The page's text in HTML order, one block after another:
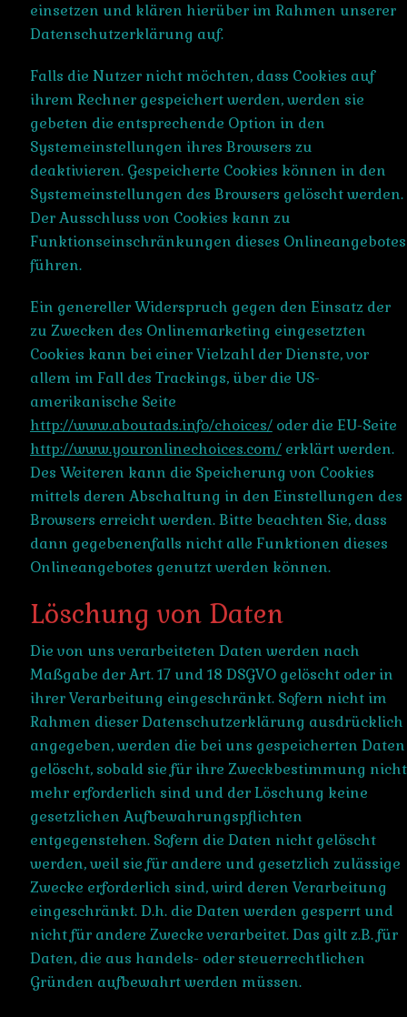
einsetzen und klären hierüber im Rahmen unserer
Datenschutzerklärung auf.
Falls die Nutzer nicht möchten, dass Cookies auf
ihrem Rechner gespeichert werden, werden sie
gebeten die entsprechende Option in den
Systemeinstellungen ihres Browsers zu
deaktivieren. Gespeicherte Cookies können in den
Systemeinstellungen des Browsers gelöscht werden.
Der Ausschluss von Cookies kann zu
Funktionseinschränkungen dieses Onlineangebotes
führen.
Ein genereller Widerspruch gegen den Einsatz der
zu Zwecken des Onlinemarketing eingesetzten
Cookies kann bei einer Vielzahl der Dienste, vor
allem im Fall des Trackings, über die US-
amerikanische Seite
http://www.aboutads.info/choices/oder die EU-Seite
http://www.youronlinechoices.com/erklärt werden.
Des Weiteren kann die Speicherung von Cookies
mittels deren Abschaltung in den Einstellungen des
Browsers erreicht werden. Bitte beachten Sie, dass
dann gegebenenfalls nicht alle Funktionen dieses
Onlineangebotes genutzt werden können.
Löschung von Daten
Die von uns verarbeiteten Daten werden nach
Maßgabe der Art. 17 und 18 DSGVO gelöscht oder in
ihrer Verarbeitung eingeschränkt. Sofern nicht im
Rahmen dieser Datenschutzerklärung ausdrücklich
angegeben, werden die bei uns gespeicherten Daten
gelöscht, sobald sie für ihre Zweckbestimmung nicht
mehr erforderlich sind und der Löschung keine
gesetzlichen Aufbewahrungspflichten
entgegenstehen. Sofern die Daten nicht gelöscht
werden, weil sie für andere und gesetzlich zulässige
Zwecke erforderlich sind, wird deren Verarbeitung
eingeschränkt. D.h. die Daten werden gesperrt und
nicht für andere Zwecke verarbeitet. Das gilt z.B. für
Daten, die aus handels- oder steuerrechtlichen
Gründen aufbewahrt werden müssen.